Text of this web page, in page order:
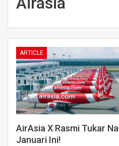
ARTICLE
AirAsia X Rasmi Tukar
Januari Ini!